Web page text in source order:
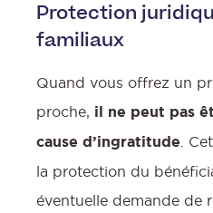
Protection
familiaux
Quand vous offrez un
proche, il ne peut pas
cause d’ingratitude.
la protection du
éventuelle demande de